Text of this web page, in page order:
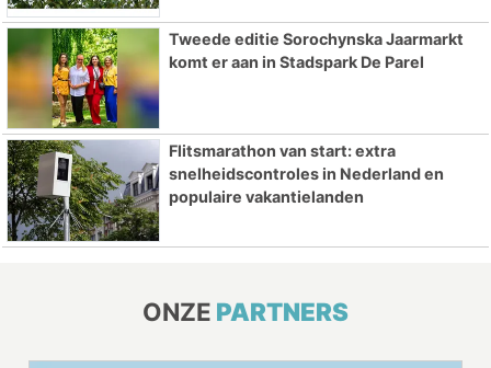
Tweede editie Sorochynska Jaarmarkt
komt er aan in Stadspark De Parel
Flitsmarathon van start: extra
snelheidscontroles in Nederland en
populaire vakantielanden
ONZE PARTNERS